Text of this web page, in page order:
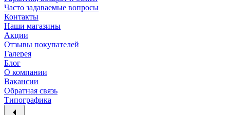
Часто задаваемые вопросы
Контакты
Наши магазины
Акции
Отзывы покупателей
Галерея
Блог
О компании
Вакансии
Обратная связь
Типографика